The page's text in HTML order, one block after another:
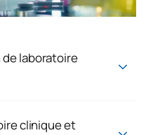
laboratoire
de diagnostic, de
clinique et